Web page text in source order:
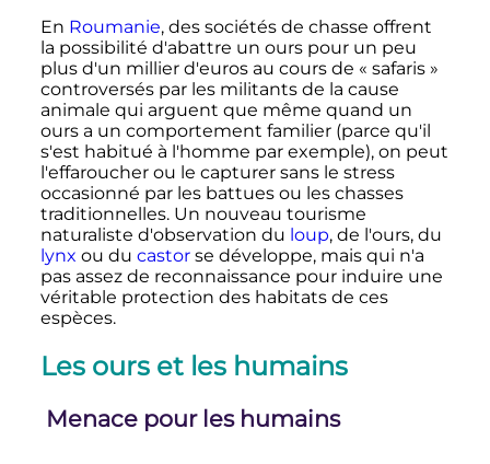
En Roumanie, des sociétés de chasse offrent
la possibilité d'abattre un ours pour un peu
plus d'un millier d'euros au cours de « safaris »
controversés par les militants de la cause
animale qui arguent que même quand un
ours a un comportement familier (parce qu'il
s'est habitué à l'homme par exemple), on peut
l'effaroucher ou le capturer sans le stress
occasionné par les battues ou les chasses
traditionnelles. Un nouveau tourisme
naturaliste d'observation du loup, de l'ours, du
lynx ou du castorse développe, mais qui n'a
pas assez de reconnaissance pour induire une
véritable protection des habitats de ces
espèces.
Les ours et les humains
Menace pour les humains